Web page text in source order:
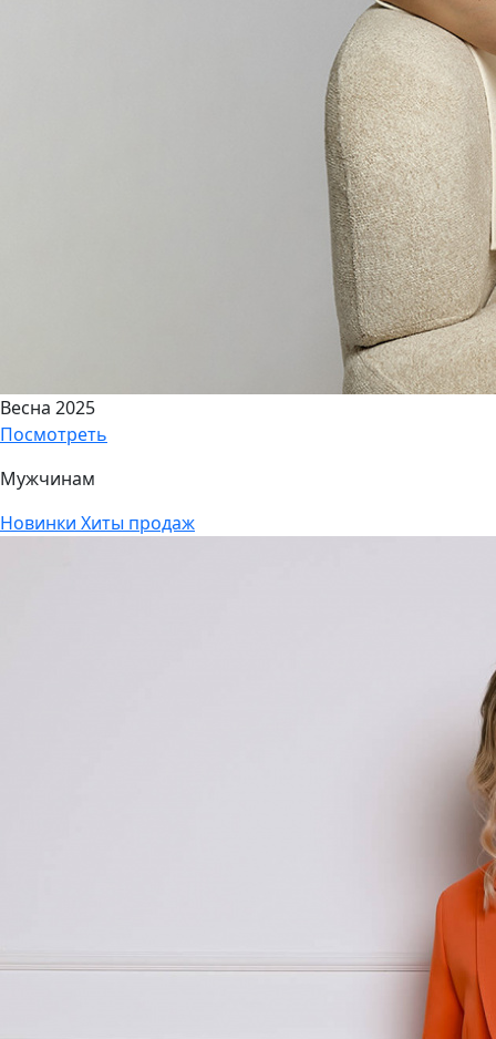
Весна 2025
Посмотреть
Мужчинам
Новинки Хиты продаж